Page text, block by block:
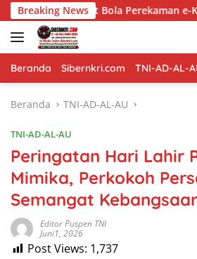
Langsung
ke
konten
Breaking News
Bola Perekaman e-KTP Warga
Beranda Sibernkri.com TNI-AD-AL-
Beranda TNI-AD-AL-AU
TNI-AD-AL-AU
Peringatan Hari Lahir
Mimika, Perkokoh
Semangat
Editor Puspen TNI
Juni1, 2026
Post Views: 1,737